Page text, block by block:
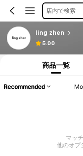
店内で検索
ling zhen
5.00
商品一覧
Recommended
マッ
他のオプ